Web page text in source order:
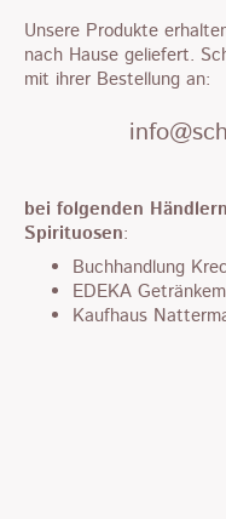
Unsere Produkte
nach Hause geliefert.
mit ihrer Bestellung an:
bei folgenden
Spirituosen:
Buchhandlung
EDEKA
Kaufhaus